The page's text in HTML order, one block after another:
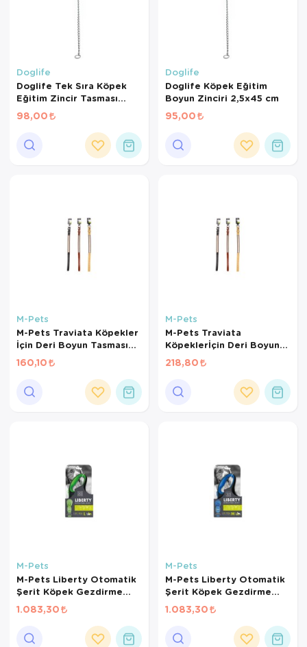
Doglife
Doglife Tek Sıra Köpek
Eğitim Zincir Tasması
3x50 Cm
98,00
Doglife
Doglife Köpek Eğitim
Boyun Zinciri 2,5x45 cm
95,00
M-Pets
M-Pets Traviata Köpekler
İçin Deri Boyun Tasması
(M)
160,10
M-Pets
M-Pets Traviata
Köpeklerİçin Deri Boyun
Tasması (L)
218,80
M-Pets
M-Pets Liberty Otomatik
Şerit Köpek Gezdirme
Kayışı 8m [L] (Yeşil)
1.083,30
M-Pets
M-Pets Liberty Otomatik
Şerit Köpek Gezdirme
Kayışı 8m [L] (Mavi)
1.083,30